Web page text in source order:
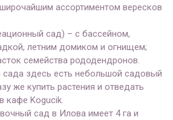
ассортиментом вересков
сад) – с бассейном,
летним домиком и огнищем;
семейства рододендронов.
здесь есть небольшой садовый
же купить растения и отведать
Kogucik.
сад в Илова имеет 4 га и